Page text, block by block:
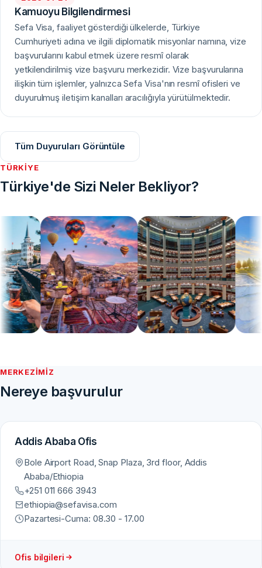
Kamuoyu Bilgilendirmesi
Sefa Visa, faaliyet gösterdiği ülkelerde, Türkiye
Cumhuriyeti adına ve ilgili diplomatik misyonlar namına, vize
başvurularını kabul etmek üzere resmî olarak
yetkilendirilmiş vize başvuru merkezidir. Vize başvurularına
ilişkin tüm işlemler, yalnızca Sefa Visa'nın resmî ofisleri ve
duyurulmuş iletişim kanalları aracılığıyla yürütülmektedir.
Tüm Duyuruları Görüntüle
TÜRKIYE
Türkiye'de Sizi Neler Bekliyor?
MERKEZIMIZ
Nereye başvurulur
Addis Ababa Ofis
Bole Airport Road, Snap Plaza, 3rd floor, Addis
Ababa/Ethiopia
+251 011 666 3943
ethiopia@sefavisa.com
Pazartesi-Cuma: 08.30 - 17.00
Ofis bilgileri